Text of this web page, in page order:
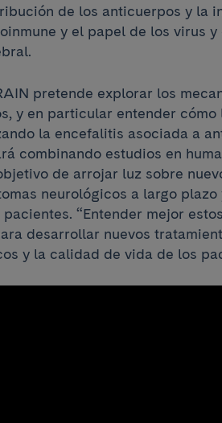
de los anticuerpos y la
y el papel de los virus
pretende explorar los
y en particular entender
la encefalitis asociada a
combinando estudios en
de arrojar luz sobre
neurológicos a largo
“Entender mejor
desarrollar nuevos
y la calidad de vida de los